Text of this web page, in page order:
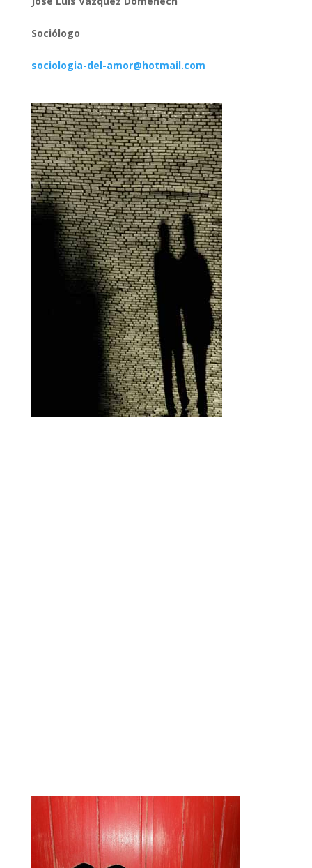
Sociólogo
sociologia-del-amor@hotmail.com